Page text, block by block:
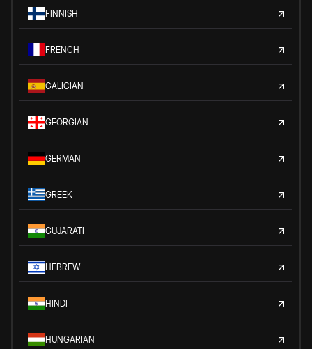
FINNISH
FRENCH
GALICIAN
GEORGIAN
GERMAN
GREEK
GUJARATI
HEBREW
HINDI
HUNGARIAN